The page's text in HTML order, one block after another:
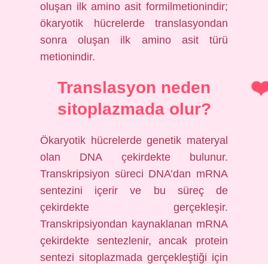
oluşan ilk amino asit formilmetionindir;
ökaryotik hücrelerde translasyondan
sonra oluşan ilk amino asit türü
metionindir.
Translasyon neden
sitoplazmada olur?
Ökaryotik hücrelerde genetik materyal
olan DNA çekirdekte bulunur.
Transkripsiyon süreci DNA’dan mRNA
sentezini içerir ve bu süreç de
çekirdekte gerçekleşir.
Transkripsiyondan kaynaklanan mRNA
çekirdekte sentezlenir, ancak protein
sentezi sitoplazmada gerçekleştiği için